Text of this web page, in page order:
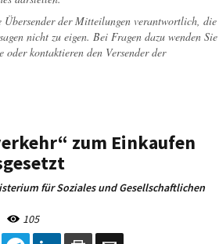
der Mitteilungen verantwortlich, die
nicht zu eigen. Bei Fragen dazu wenden Sie
oder kontaktieren den Versender der
zum Einkaufen
für Soziales und Gesellschaftlichen
105